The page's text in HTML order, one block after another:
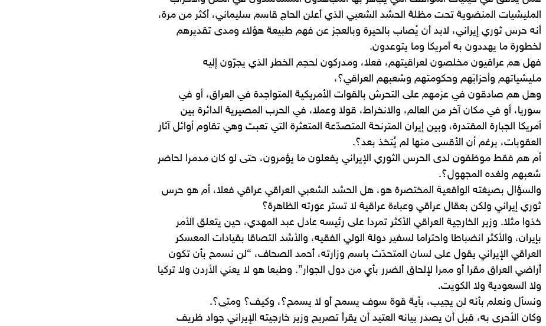
المليشيات المنضوية تحت مظلة الحشد الشعبي الذي أعلن الحاج قاسم سليماني، أكثر من مرة،
أنه حرس ثوري إيراني، لابد أن يُصاب بالحيرة وبالعجز عن فهم طبيعة هؤلاء ومدى تقديرهم
لخطورة ما يهددون به أمريكا وما يتوعدون.
فهل هم عراقيون مخلصون لعراقيتهم، فعلا، ومدركون لحجم الخطر الذي يجرّون إليه
مليشياتهم وأحزابَهم وحكومتهم وشعبهم العراقي؟،
وهل هم صادقون في عزمهم على التحرش بالقوات الأمريكية المتواجدة في العراق، أو في
سوريا، أو في مكان آخر من العالم، والانخراط، قولا وعملا، في الحرب المصيرية الدائرة بين
أمريكا الجبارة المقتدرة، وبين إيران المترنحة المتصدّعة المتعثرة التي تعبت وهي تقاوم أوائل آثار
العقوبات، برغم أن الأقسى منها لم يُتخذ بعد؟.
أم هم فقط موظفون لدى الحرس الثوري الإيراني يفعلون ما يؤمرون، حتى لو كان مدمرا لحاضر
شعبهم ولغده المجهول؟.
والسؤال بصيغته الواقعية المختصرة هو، هل الحشد الشعبي العراقي عراقي فعلا، أم هو حرس
ثوري إيراني ولكن بعقال عراقي وعباءة عراقية لا تستر عورته الظاهرة؟
خذوا مثلا. وزير الخارجية العراقي الأكثر تمردا على رئيسه عادل عبد المهدي، حين يتعلق الأمر
بإيران، والأكثر انضباطا واحتراما لسفير دولة الولي الفقيه، والأشد التصاقا بقيادات المعسكر
العراقي الإيراني يقول على لسان المتحدّث باسم وزارته، أحمد الصحاف، “لن نسمح بأن تكون
أراضي العراق مقرا أو ممرا لإلحاق الضرر بأيٍ من دول الجوار”. وطبعا هو لا يعني الأردن ولا تركيا
ولا السعودية ولا الكويت.
ونسأل ونعلم بأنه لن يجيب، بأية قوة سوف يسمح أو لا يسمح؟، وكيف؟ ومتى؟.
وكان الأحرى به، قبل أن يصدر بيانه العتيد أن يقرأ تصريح وزير خارجيته الإيراني جواد ظريف